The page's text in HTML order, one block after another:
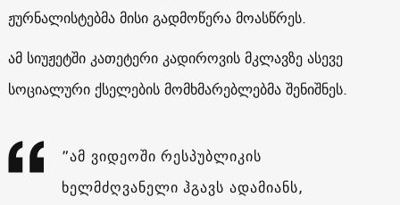
ჟურნალისტებმა მისი გადმოწერა მოასწრეს.
ამ სიუჟეტში კათეტერი კადიროვის მკლავზე ასევე
სოციალური ქსელების მომხმარებლებმა შენიშნეს.
”ამ ვიდეოში რესპუბლიკის
ხელმძღვანელი ჰგავს ადამიანს,